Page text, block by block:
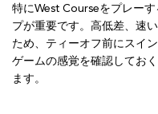
特にWest Courseをプレー
プが重要です。高低差、速
ため、ティーオフ前にスイ
ゲームの感覚を確認してお
ます。